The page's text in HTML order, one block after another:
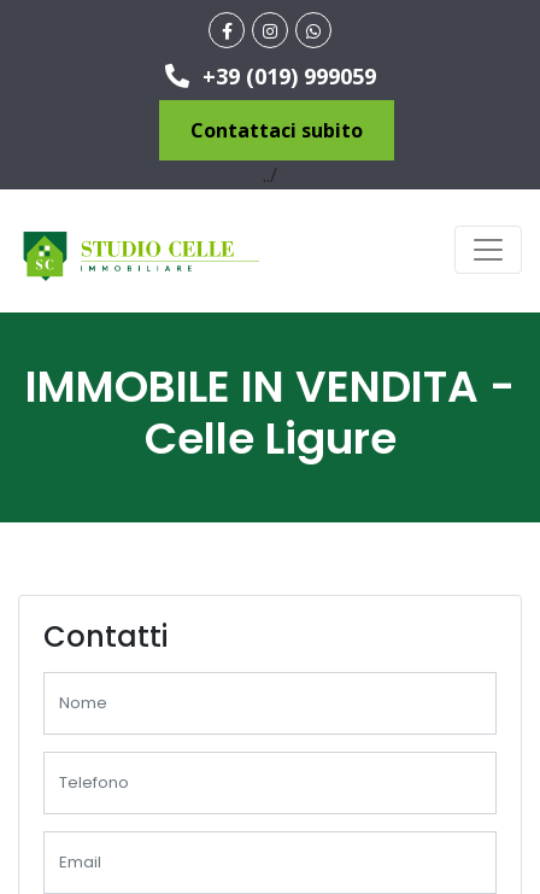
+39 (019) 999059
Contattaci subito
../
IMMOBILE IN VENDITA -
Celle Ligure
Contatti